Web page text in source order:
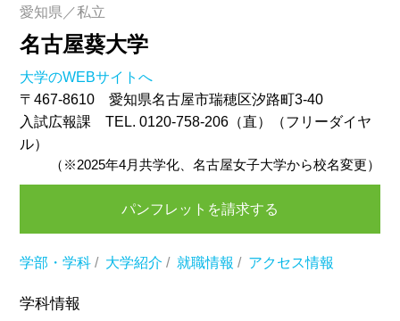
愛知県／私立
名古屋葵大学
大学のWEBサイトへ
〒467-8610 愛知県名古屋市瑞穂区汐路町3-40
入試広報課 TEL. 0120-758-206（直）（フリーダイヤ
ル）
（※2025年4月共学化、名古屋女子大学から校名変更）
パンフレットを請求する
学部・学科 / 大学紹介 / 就職情報 / アクセス情報
学科情報